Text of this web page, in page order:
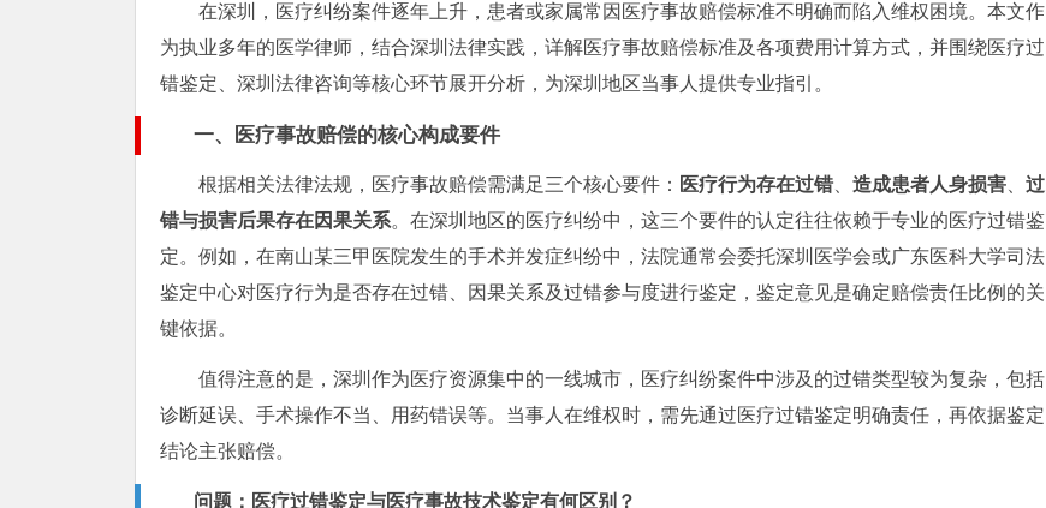
在深圳，医疗纠纷案件逐年上升，患者或家属常因医疗事故赔偿标准不明确而陷入维权困境。本文作
为执业多年的医学律师，结合深圳法律实践，详解医疗事故赔偿标准及各项费用计算方式，并围绕医疗过
错鉴定、深圳法律咨询等核心环节展开分析，为深圳地区当事人提供专业指引。
一、医疗事故赔偿的核心构成要件
根据相关法律法规，医疗事故赔偿需满足三个核心要件： 医疗行为存在过错 造成患者人身损害
过
错与损害后果存在因果关系。在深圳地区的医疗纠纷中，这三个要件的认定往往依赖于专业的医疗过错鉴
定。例如，在南山某三甲医院发生的手术并发症纠纷中，法院通常会委托深圳医学会或广东医科大学司法
鉴定中心对医疗行为是否存在过错、因果关系及过错参与度进行鉴定，鉴定意见是确定赔偿责任比例的关
键依据。
值得注意的是，深圳作为医疗资源集中的一线城市，医疗纠纷案件中涉及的过错类型较为复杂，包括
诊断延误、手术操作不当、用药错误等。当事人在维权时，需先通过医疗过错鉴定明确责任，再依据鉴定
结论主张赔偿。
问题：医疗过错鉴定与医疗事故技术鉴定有何区别？